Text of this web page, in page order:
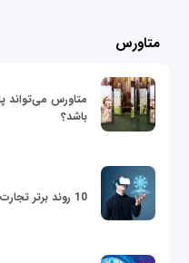
متاورس
متاورس می‌تواند
باشد؟
10 روند برتر تجارت و فناوری در سال 2022